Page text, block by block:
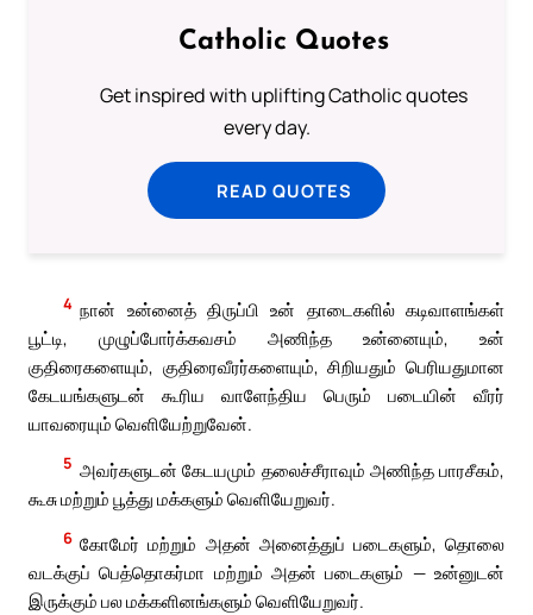
Catholic Quotes
Get inspired with uplifting Catholic quotes
every day.
READ QUOTES
4 நான் உன்னைத் திருப்பி உன் தாடைகளில் கடிவாளங்கள்
பூட்டி, முழுப்போர்க்கவசம் அணிந்த உன்னையும், உன்
குதிரைகளையும், குதிரைவீரர்களையும், சிறியதும் பெரியதுமான
கேடயங்களுடன் கூரிய வாளேந்திய பெரும் படையின் வீரர்
யாவரையும் வெளியேற்றுவேன்.
5 அவர்களுடன் கேடயமும் தலைச்சீராவும் அணிந்த பாரசீகம்,
கூசு மற்றும் பூத்து மக்களும் வெளியேறுவர்.
6 கோமேர் மற்றும் அதன் அனைத்துப் படைகளும், தொலை
வடக்குப் பெத்தொகர்மா மற்றும் அதன் படைகளும் — உன்னுடன்
இருக்கும் பல மக்களினங்களும் வெளியேறுவர்.